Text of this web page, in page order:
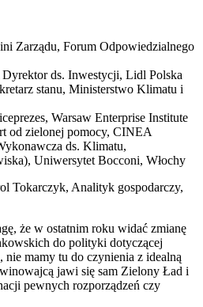
Zarządu, Forum Odpowiedzialnego
ds. Inwestycji, Lidl Polska
stanu, Ministerstwo Klimatu i
Warsaw Enterprise Institute
od zielonej pomocy, CINEA
ds. Klimatu,
Uniwersytet Bocconi, Włochy
Tokarczyk, Analityk gospodarczy,
że w ostatnim roku widać zmianę
do polityki dotyczącej
nie mamy tu do czynienia z idealną
jawi się sam Zielony Ład i
pewnych rozporządzeń czy